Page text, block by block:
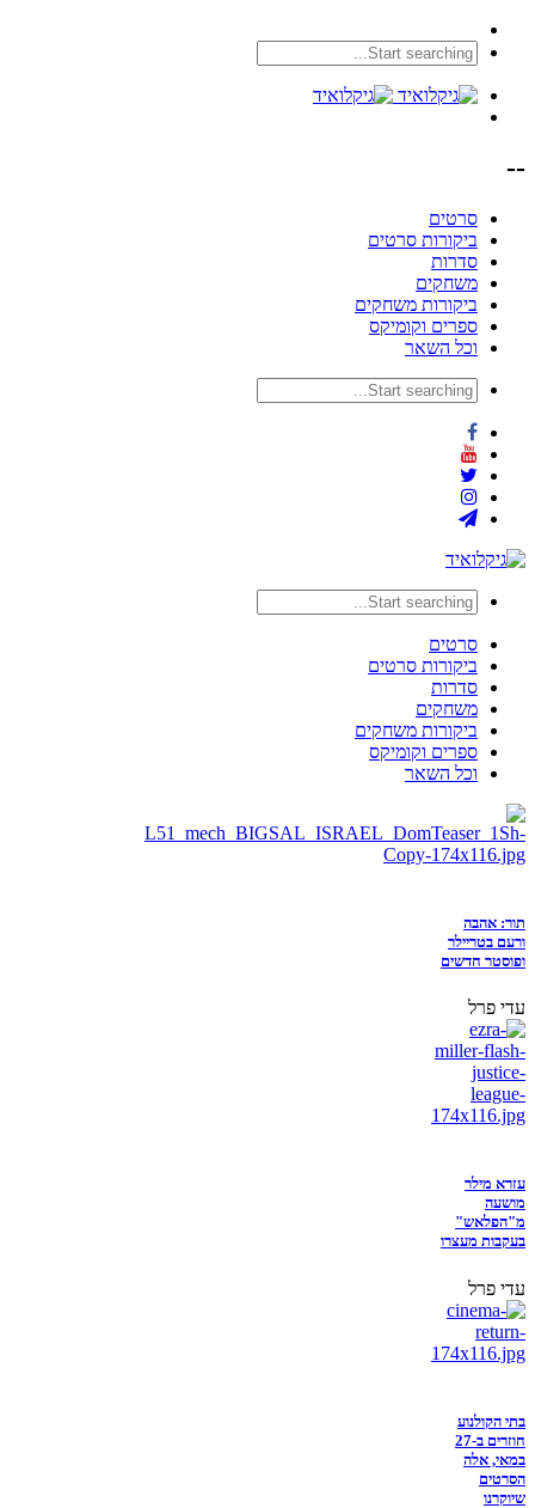
--
סרטים
ביקורות סרטים
סדרות
משחקים
ביקורות משחקים
ספרים וקומיקס
וכל השאר
סרטים
ביקורות סרטים
סדרות
משחקים
ביקורות משחקים
ספרים וקומיקס
וכל השאר
תור: אהבה
ורעם בטריילר
ופוסטר חדשים
עדי פרל
עזרא מילר
מושעה
מ"הפלאש"
בעקבות מעצרו
עדי פרל
בתי הקולנוע
חוזרים ב-27
במאי, אלה
הסרטים
שיוקרנו